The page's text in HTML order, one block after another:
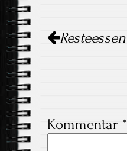
Navigation
Resteessen
Kommentar *